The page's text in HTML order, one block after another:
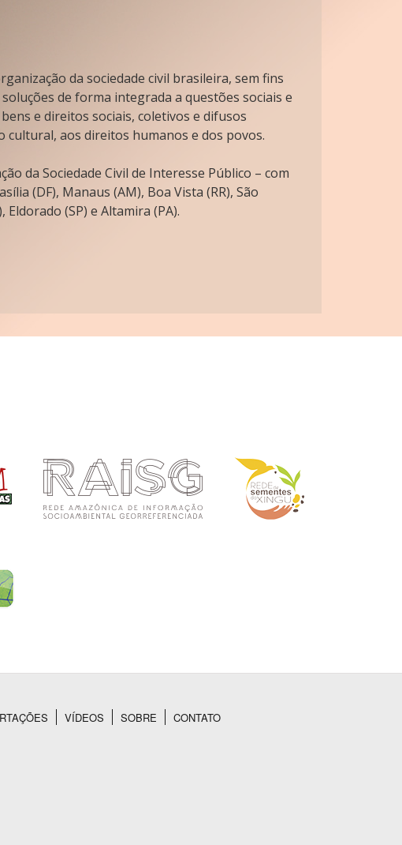
da sociedade civil brasileira, sem fins
de forma integrada a questões sociais e
e direitos sociais, coletivos e difusos
aos direitos humanos e dos povos.
da Sociedade Civil de Interesse Público – com
(DF), Manaus (AM), Boa Vista (RR), São
(SP) e Altamira (PA).
VÍDEOS SOBRE CONTATO